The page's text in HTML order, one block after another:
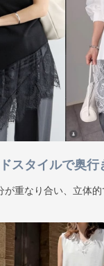
スタイルで奥行
が重なり合い、立体